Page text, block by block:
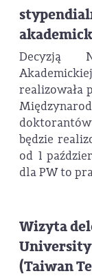
Decyzją
realizowała
będzie
od 1
dla PW to
Wizyta
University
(Taiwan